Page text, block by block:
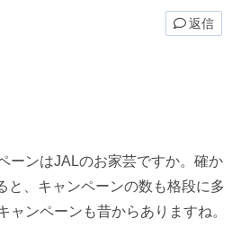
返信
ーンはJALのお家芸ですか。確か
と、キャンペーンの数も格段に多
ャンペーンも昔からありますね。